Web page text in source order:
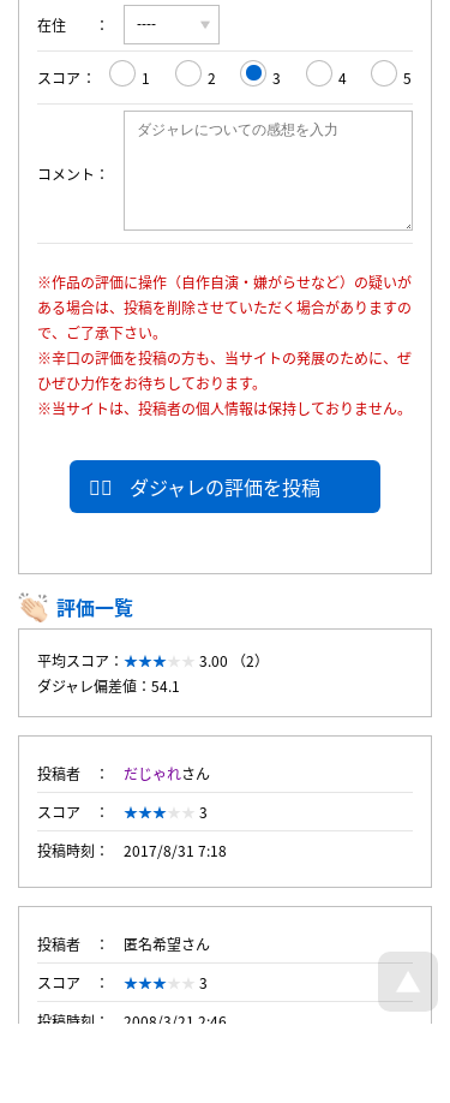
在住
スコア 1 2 3 4 5
コメント
※作品の評価に操作（自作自演・嫌がらせなど）の疑いが
ある場合は、投稿を削除させていただく場合がありますの
で、ご了承下さい。
※辛口の評価を投稿の方も、当サイトの発展のために、ぜ
ひぜひ力作をお待ちしております。
※当サイトは、投稿者の個人情報は保持しておりません。
ダジャレの評価を投稿
評価一覧
平均スコア：
3.00 （2）
ダジャレ偏差値：54.1
投稿者 だじゃれさん
スコア
3
投稿時刻
2017/8/31 7:18
投稿者
匿名希望さん
スコア
3
投稿時刻
2008/3/21 2:46